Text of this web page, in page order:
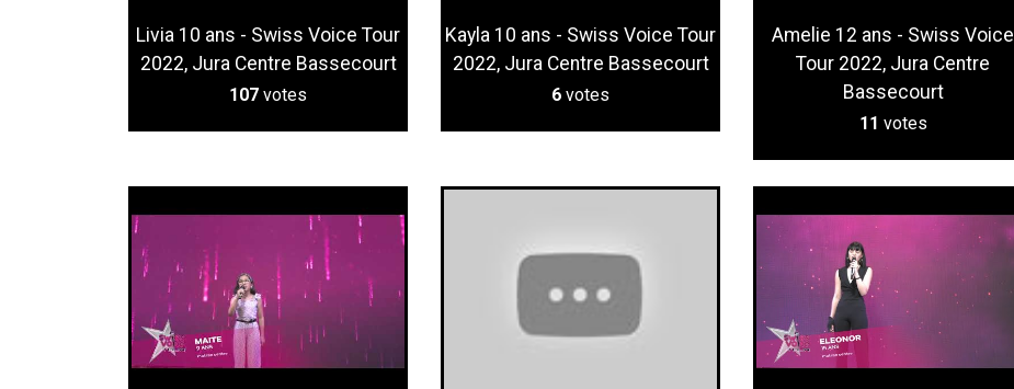
Livia 10 ans - Swiss Voice Tour
2022, Jura Centre Bassecourt
107 votes
Kayla 10 ans - Swiss Voice Tour
2022, Jura Centre Bassecourt
6 votes
Amelie 12 ans - Swiss Voice
Tour 2022, Jura Centre
Bassecourt
11 votes